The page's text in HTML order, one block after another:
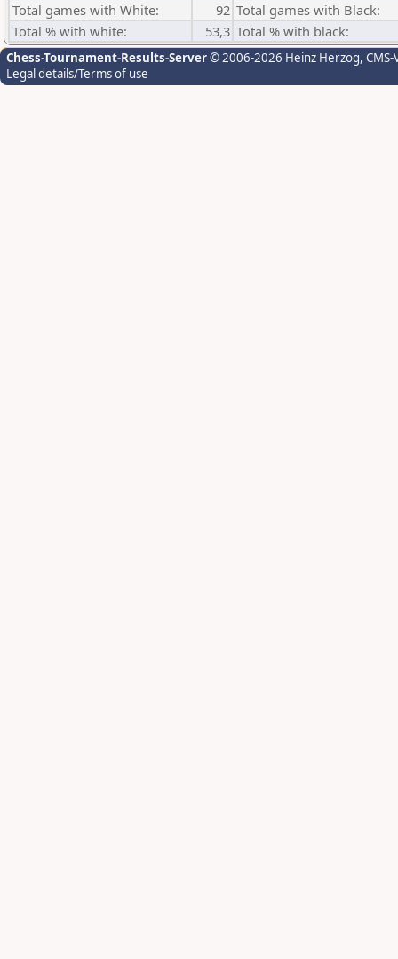
Total games with White:
92 Total games with Black:
Total % with white:
53,3 Total % with black:
Chess-Tournament-Results-Server© 2006-2026 Heinz Herzog,
Legal details/Terms of use